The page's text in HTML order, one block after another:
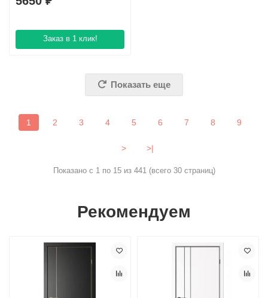
Заказ в 1 клик!
Показать еще
1 2 3 4 5 6 7 8 9
> >|
Показано с 1 по 15 из 441 (всего 30 страниц)
Рекомендуем